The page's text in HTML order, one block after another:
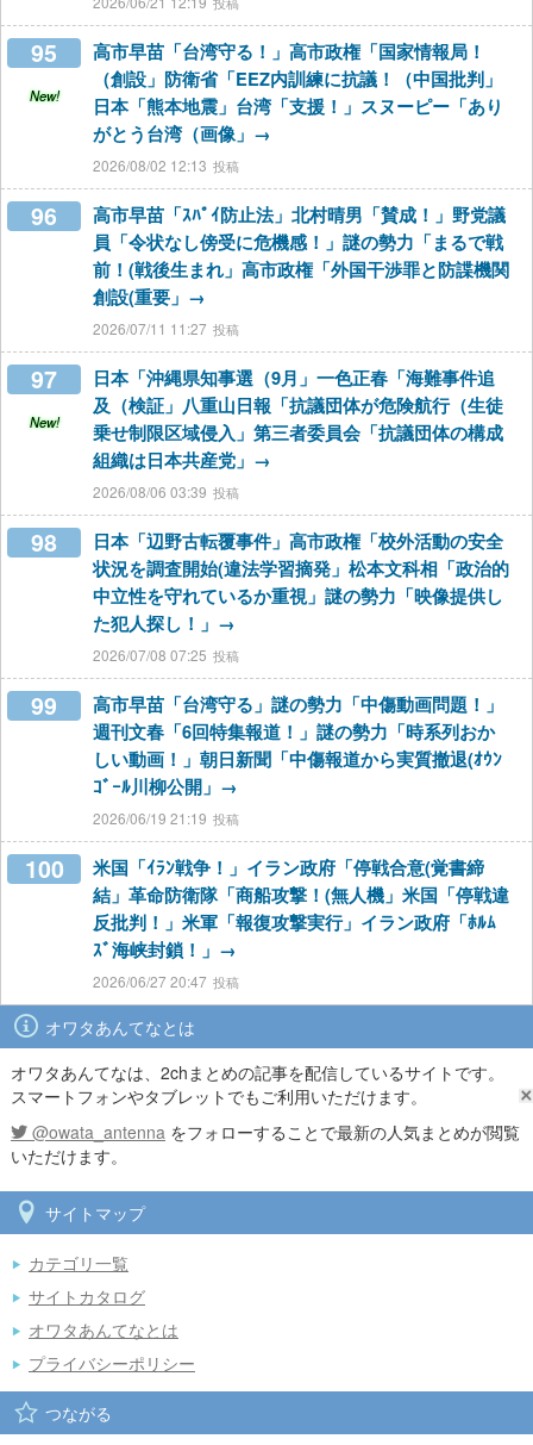
95
New!
高市早苗「台湾守る！」高市政権「国家情報局！
（創設」防衛省「EEZ内訓練に抗議！（中国批判」
日本「熊本地震」台湾「支援！」スヌーピー「あり
がとう台湾（画像」→
2026/08/02 12:13
96
高市早苗「ｽﾊﾟｲ防止法」北村晴男「賛成！」野党議
員「令状なし傍受に危機感！」謎の勢力「まるで戦
前！(戦後生まれ」高市政権「外国干渉罪と防諜機関
創設(重要」→
2026/07/11 11:27
97
New!
日本「沖縄県知事選（9月」一色正春「海難事件追
及（検証」八重山日報「抗議団体が危険航行（生徒
乗せ制限区域侵入」第三者委員会「抗議団体の構成
組織は日本共産党」→
2026/08/06 03:39
98
日本「辺野古転覆事件」高市政権「校外活動の安全
状況を調査開始(違法学習摘発」松本文科相「政治的
中立性を守れているか重視」謎の勢力「映像提供し
た犯人探し！」→
2026/07/08 07:25
99
高市早苗「台湾守る」謎の勢力「中傷動画問題！」
週刊文春「6回特集報道！」謎の勢力「時系列おか
しい動画！」朝日新聞「中傷報道から実質撤退(ｵｳﾝ
ｺﾞｰﾙ川柳公開」→
2026/06/19 21:19
100
米国「ｲﾗﾝ戦争！」イラン政府「停戦合意(覚書締
結」革命防衛隊「商船攻撃！(無人機」米国「停戦違
反批判！」米軍「報復攻撃実行」イラン政府「ﾎﾙﾑ
ｽﾞ海峡封鎖！」→
2026/06/27 20:47
オワタあんてなとは
オワタあんてなは、2chまとめの記事を配信しているサイトです。
スマートフォンやタブレットでもご利用いただけます。
@owata_antenna をフォローすることで最新の人気まとめが閲覧
いただけます。
サイトマップ
カテゴリ一覧
サイトカタログ
オワタあんてなとは
プライバシーポリシー
つながる